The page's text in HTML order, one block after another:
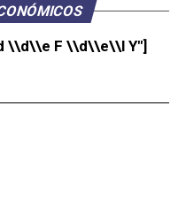
\\d\\e F \\d\\e\\l Y"]